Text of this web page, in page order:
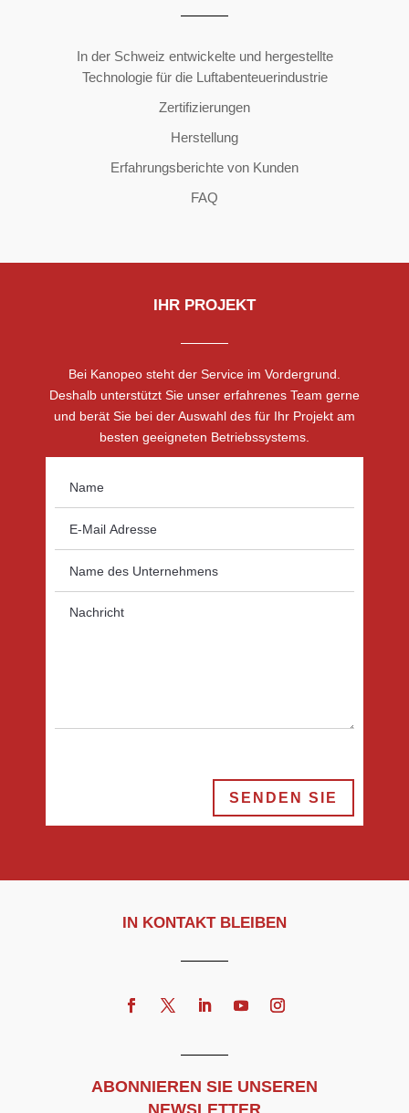
In der Schweiz entwickelte und hergestellte
Technologie für die Luftabenteuerindustrie
Zertifizierungen
Herstellung
Erfahrungsberichte von Kunden
FAQ
IHR PROJEKT
Bei Kanopeo steht der Service im Vordergrund.
Deshalb unterstützt Sie unser erfahrenes Team gerne
und berät Sie bei der Auswahl des für Ihr Projekt am
besten geeigneten Betriebssystems.
SENDEN SIE
IN KONTAKT BLEIBEN
ABONNIEREN SIE UNSEREN
NEWSLETTER